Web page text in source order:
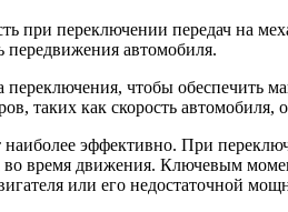
при переключении передач на
передвижения автомобиля.
чтобы обеспечить
таких как скорость автомобиля,
эффективно. При
время движения. Ключевым
или его недостаточной